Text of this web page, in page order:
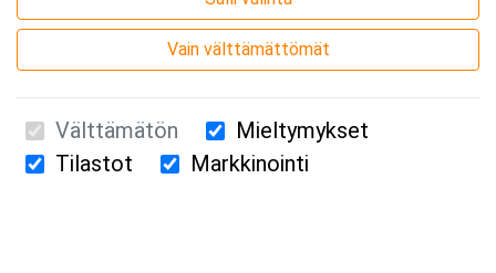
Suomen Ensiapukoulutus Oy / Valimotie 21 / 00380 Helsinki
Vain välttämättömät
Välttämätön
Mieltymykset
Tilastot
Markkinointi